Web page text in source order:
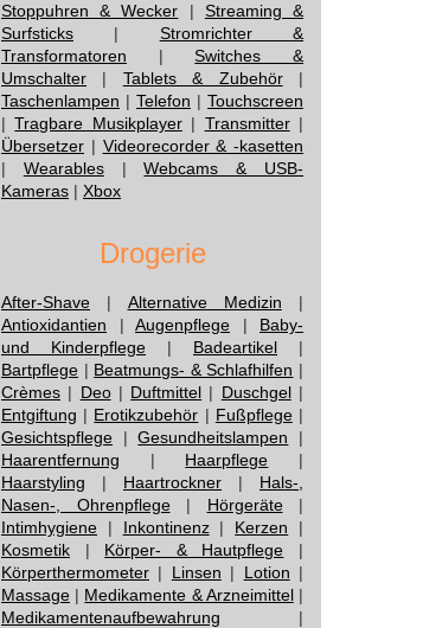
Stoppuhren & Wecker | Streaming &
Surfsticks | Stromrichter &
Transformatoren |Switches &
Umschalter | Tablets & Zubehör|
Taschenlampen | Telefon | Touchscreen
|Tragbare Musikplayer| Transmitter|
Übersetzer | Videorecorder & -kasetten
| Wearables|Webcams & USB-
Kameras | Xbox
Drogerie
After-Shave | Alternative Medizin |
Antioxidantien | Augenpflege | Baby-
und Kinderpflege | Badeartikel |
Bartpflege | Beatmungs- & Schlafhilfen |
Crèmes | Deo| Duftmittel | Duschgel|
Entgiftung | Erotikzubehör | Fußpflege|
Gesichtspflege |Gesundheitslampen |
Haarentfernung | Haarpflege |
Haarstyling | Haartrockner | Hals-,
Nasen-, Ohrenpflege| Hörgeräte|
Intimhygiene | Inkontinenz| Kerzen |
Kosmetik | Körper- & Hautpflege |
Körperthermometer | Linsen | Lotion |
Massage | Medikamente & Arzneimittel|
Medikamentenaufbewahrung |